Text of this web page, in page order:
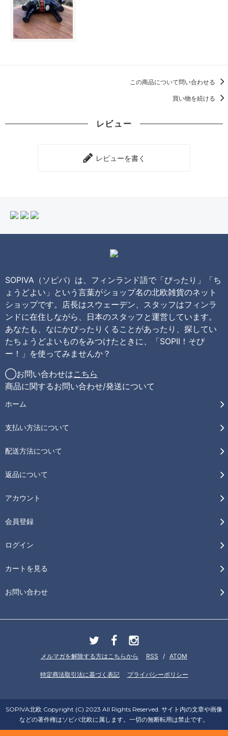
この商品について問い合わせる
買い物を続ける
レビュー
レビューを書く
SOPIVA（ソピバ）は、フィンランド語で「ぴったり」「ち
ょうどよい」という言葉がショップ名の北欧雑貨のネット
ショップです。店長はスウェーデン、スタッフはフィンラ
ンドに在住しながら、日本のスタッフと運営しています。
あなたも、なにかぴったりくることがあったり、探してい
たちょうどよいものをみつけたときに、「SOPII！そぴ
ー！」を使ってみませんか？
◯お問い合わせはこちら
商品に関するお問い合わせ/発送について
ホーム
支払い方法について
配送方法について
返品について
アカウント
会員登録
ログイン
カートを見る
お問い合わせ
メルマガを解除する方はこちらから RSS / ATOM
特定商法取引法に基づく表記 プライバシーポリシー
SOPIVA北欧 Copyright (C) 2023 All Rights Reserved. サイト内の文章や画像
などの著作権はソピバ北欧に属します。一切の無断転用は禁止です。